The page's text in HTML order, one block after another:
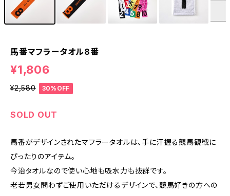
馬番マフラータオル8番
¥1,806
¥2,580 30%OFF
SOLD OUT
馬番がデザインされたマフラータオルは、手に汗握る競馬観戦に
ぴったりのアイテム。
今治タオルなので使い心地も吸水力も抜群です。
老若男女問わずご使用いただけるデザインで、競馬好きの方への